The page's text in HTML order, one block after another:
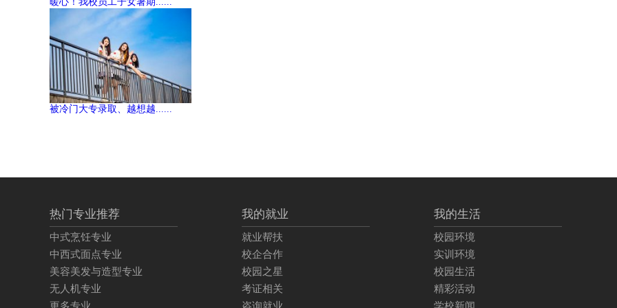
被冷门大专录取、越想越......
热门专业推荐
中式烹饪专业
中西式面点专业
美容美发与造型专业
无人机专业
更多专业
我的就业
就业帮扶
校企合作
校园之星
考证相关
咨询就业
我的生活
校园环境
实训环境
校园生活
精彩活动
学校新闻